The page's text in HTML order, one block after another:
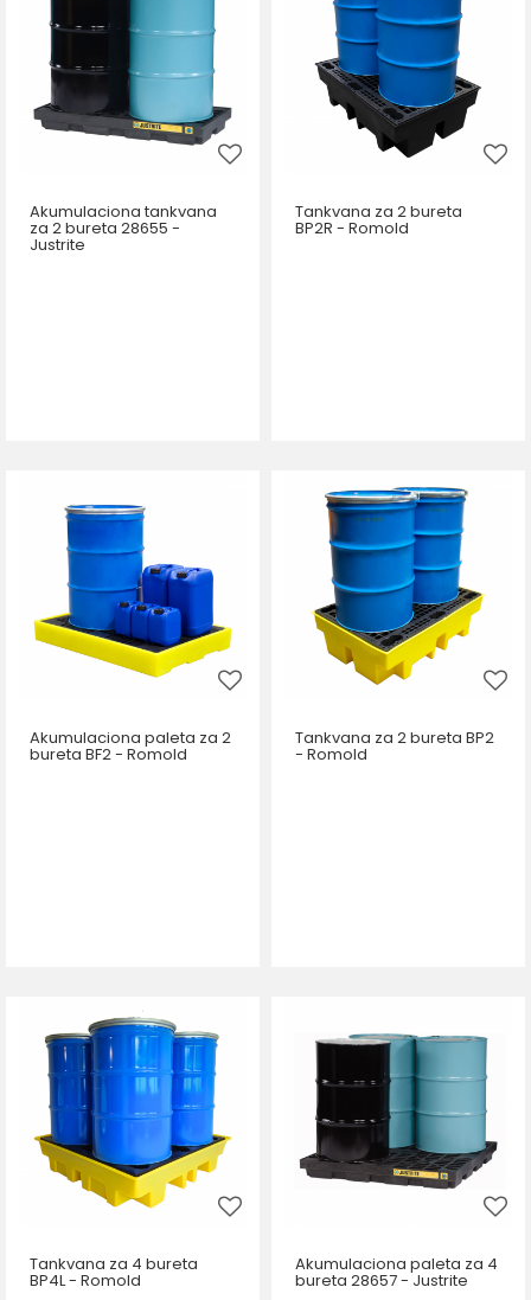
Akumulaciona tankvana
za 2 bureta 28655 -
Justrite
Tankvana za 2 bureta
BP2R - Romold
Akumulaciona paleta za 2
bureta BF2 - Romold
Tankvana za 2 bureta BP2
- Romold
Tankvana za 4 bureta
BP4L - Romold
Akumulaciona paleta za 4
bureta 28657 - Justrite